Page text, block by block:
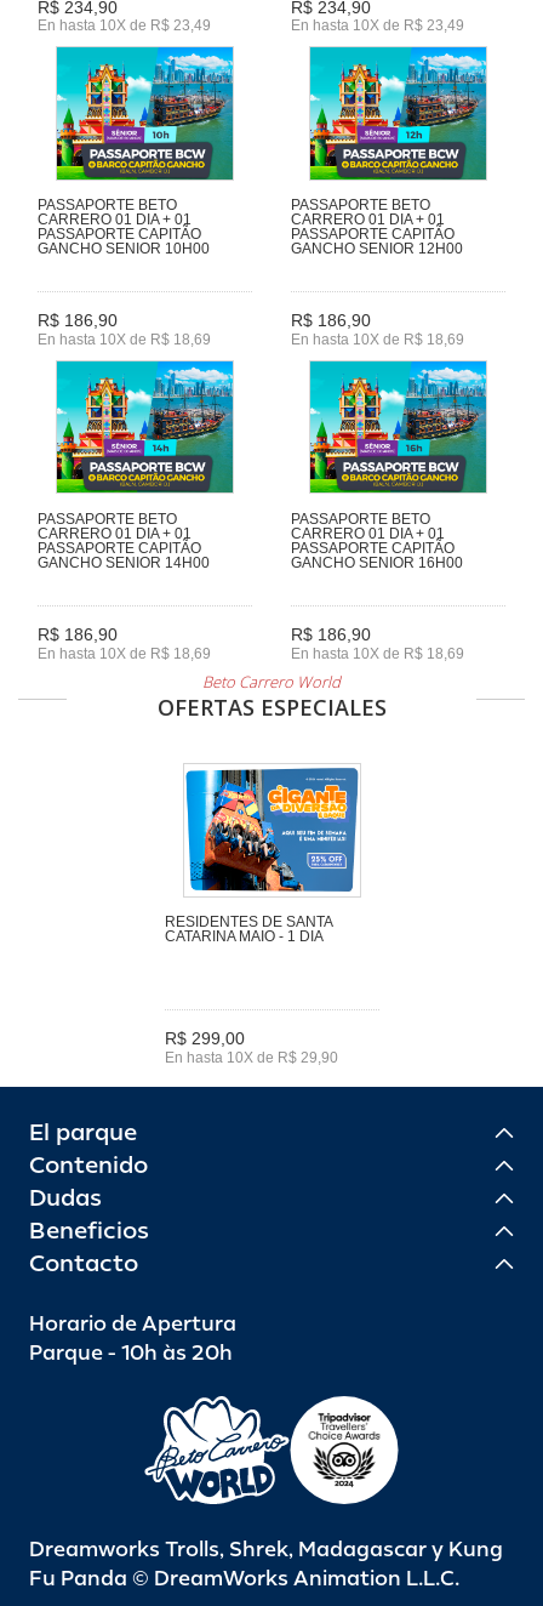
R$ 234,90
En hasta 10X de R$ 23,49
R$ 234,90
En hasta 10X de R$ 23,49
PASSAPORTE BETO
CARRERO 01 DIA + 01
PASSAPORTE CAPITÃO
GANCHO SENIOR 10H00
R$ 186,90
En hasta 10X de R$ 18,69
PASSAPORTE BETO
CARRERO 01 DIA + 01
PASSAPORTE CAPITÃO
GANCHO SENIOR 12H00
R$ 186,90
En hasta 10X de R$ 18,69
PASSAPORTE BETO
CARRERO 01 DIA + 01
PASSAPORTE CAPITÃO
GANCHO SENIOR 14H00
R$ 186,90
En hasta 10X de R$ 18,69
PASSAPORTE BETO
CARRERO 01 DIA + 01
PASSAPORTE CAPITÃO
GANCHO SENIOR 16H00
R$ 186,90
En hasta 10X de R$ 18,69
Beto Carrero World
OFERTAS ESPECIALES
RESIDENTES DE SANTA
CATARINA MAIO - 1 DIA
R$ 299,00
En hasta 10X de R$ 29,90
El parque
Contenido
Dudas
Beneficios
Contacto
Horario de Apertura
Parque - 10h às 20h
Dreamworks Trolls, Shrek, Madagascar y Kung
Fu Panda © DreamWorks Animation L.L.C.